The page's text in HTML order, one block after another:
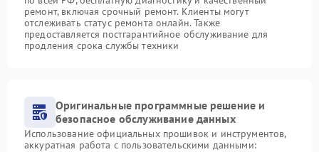
ремонт, включая срочный ремонт. Клиенты могут
отслеживать статус ремонта онлайн. Также
предоставляется постгарантийное обслуживание для
продления срока службы техники
Оригинальные программные решение и
безопасное обслуживание данных
Использование официальных прошивок и инструментов,
аккуратная работа с пользовательскими данными: